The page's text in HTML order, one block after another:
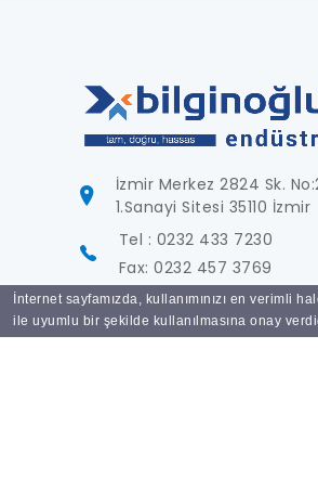
İnternet sayfamızda, kullanımınızı en verimli
ile uyumlu bir şekilde kullanılmasına onay
İzmir Merkez 2824 Sk.
1.Sanayi Sitesi 35110 İzmir
Tel : 0232 433 7230
Fax: 0232 457 3769
info@bilginoglu.com